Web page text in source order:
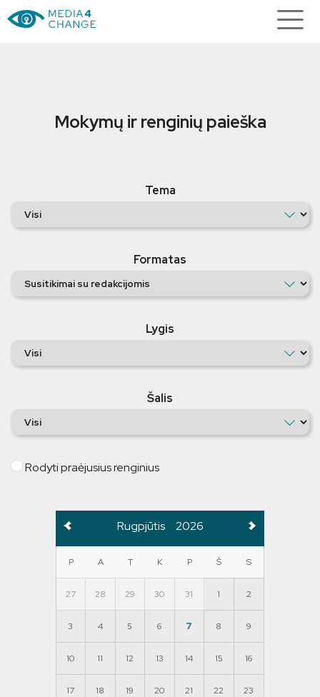
Mokymų ir renginių paieška
Tema
Formatas
Lygis
Šalis
Rodyti praėjusius renginius
Rugpjūtis 2026
P A T K P Š S
27 28 29 30 31 1 2
3 4 5 6 7 8 9
10 11 12 13 14 15 16
17 18 19 20 21 22 23